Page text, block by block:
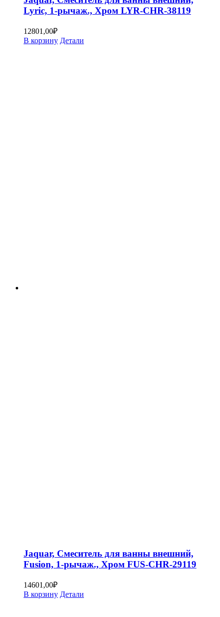
Lyric, 1-рычаж., Хром LYR-CHR-38119
12801,00₽
В корзину Детали
Jaquar, Смеситель для ванны внешний,
Fusion, 1-рычаж., Хром FUS-CHR-29119
14601,00₽
В корзину Детали